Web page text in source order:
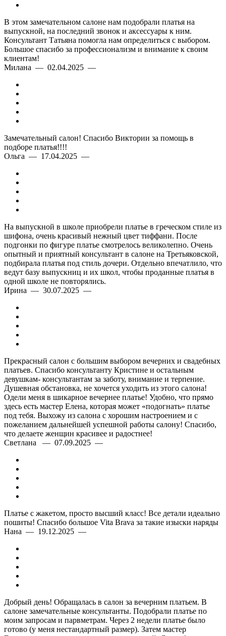
В этом замечательном салоне нам подобрали платья на
выпускной, на последний звонок и аксессуары к ним.
Консультант Татьяна помогла нам определиться с выбором.
Большое спасибо за профессионализм и внимание к своим
клиентам!
Милана — 02.04.2025 —
Замечательный салон! Спасибо Виктории за помощь в
подборе платья!!!!
Ольга — 17.04.2025 —
На выпускной в школе приобрели платье в греческом стиле из
шифона, очень красивый нежный цвет тиффани. После
подгонки по фигуре платье смотрелось великолепно. Очень
опытный и приятный консультант в салоне на Третьяковской,
подбирала платья под стиль дочери. Отдельно впечатлило, что
ведут базу выпускниц и их школ, чтобы проданные платья в
одной школе не повторялись.
Ирина — 30.07.2025 —
Прекрасный салон с большим выбором вечерних и свадебных
платьев. Спасибо консультанту Кристине и остальным
девушкам- консультантам за заботу, внимание и терпение.
Душевная обстановка, не хочется уходить из этого салона!
Одели меня в шикарное вечернее платье! Удобно, что прямо
здесь есть мастер Елена, которая может «подогнать» платье
под тебя. Выхожу из салона с хорошим настроением и с
пожеланием дальнейшей успешной работы салону! Спасибо,
что делаете женщин красивее и радостнее!
Светлана — 07.09.2025 —
Платье с жакетом, просто высший класс! Все детали идеально
пошиты! Спасибо большое Vita Brava за такие изыски наряды
Нана — 19.12.2025 —
Добрый день! Обращалась в салон за вечерним платьем. В
салоне замечательные консультанты. Подобрали платье по
моим запросам и парвметрам. Через 2 недели платье было
готово (у меня нестандартный размер). Затем мастер